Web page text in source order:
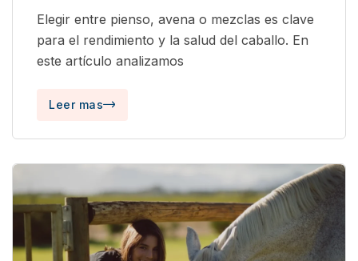
Elegir entre pienso, avena o mezclas es clave
para el rendimiento y la salud del caballo. En
este artículo analizamos
Leer mas